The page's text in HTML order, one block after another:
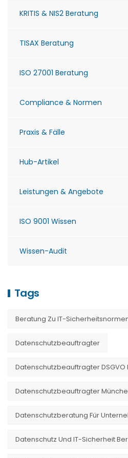
KRITIS & NIS2 Beratung
TISAX Beratung
ISO 27001 Beratung
Compliance & Normen
Praxis & Fälle
Hub-Artikel
Leistungen & Angebote
ISO 9001 Wissen
Wissen-Audit
Tags
Beratung Zu IT-
Datenschutzbeauftragter
Datenschutzbeauftragter DSGVO
Datenschutzbeauftragter
Datenschutzberatung Für
Datenschutz Und IT-Sicherheit